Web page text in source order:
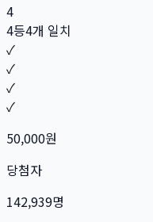
4
4등4개 일치
✓
✓
✓
✓
50,000원
당첨자
142,939명